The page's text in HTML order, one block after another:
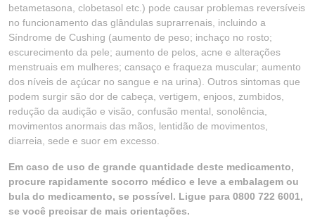
betametasona, clobetasol etc.) pode causar problemas reversíveis
no funcionamento das glândulas suprarrenais, incluindo a
Síndrome de Cushing (aumento de peso; inchaço no rosto;
escurecimento da pele; aumento de pelos, acne e alterações
menstruais em mulheres; cansaço e fraqueza muscular; aumento
dos níveis de açúcar no sangue e na urina). Outros sintomas que
podem surgir são dor de cabeça, vertigem, enjoos, zumbidos,
redução da audição e visão, confusão mental, sonolência,
movimentos anormais das mãos, lentidão de movimentos,
diarreia, sede e suor em excesso.
Em caso de uso de grande quantidade deste medicamento,
procure rapidamente socorro médico e leve a embalagem ou
bula do medicamento, se possível. Ligue para 0800 722 6001,
se você precisar de mais orientações.